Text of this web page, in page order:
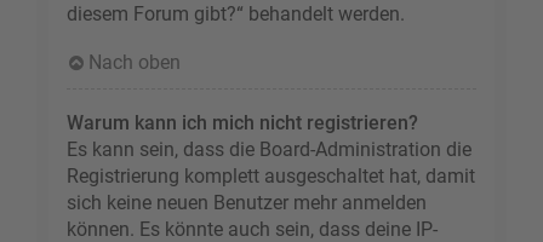
diesem Forum gibt?“ behandelt werden.
Nach oben
Warum kann ich mich nicht registrieren?
Es kann sein, dass die Board-Administration die
Registrierung komplett ausgeschaltet hat, damit
sich keine neuen Benutzer mehr anmelden
können. Es könnte auch sein, dass deine IP-